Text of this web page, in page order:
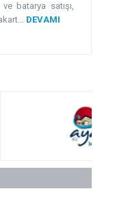
batarya satışı,
DEVAMI